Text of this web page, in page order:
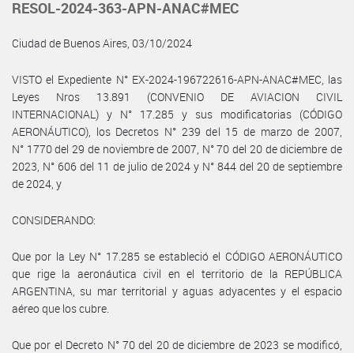
RESOL-2024-363-APN-ANAC#MEC
Ciudad de Buenos Aires, 03/10/2024
VISTO el Expediente N° EX-2024-196722616-APN-ANAC#MEC, las
Leyes Nros 13.891 (CONVENIO DE AVIACION CIVIL
INTERNACIONAL) y N° 17.285 y sus modificatorias (CÓDIGO
AERONÁUTICO), los Decretos N° 239 del 15 de marzo de 2007,
N° 1770 del 29 de noviembre de 2007, N° 70 del 20 de diciembre de
2023, N° 606 del 11 de julio de 2024 y N° 844 del 20 de septiembre
de 2024, y
CONSIDERANDO:
Que por la Ley N° 17.285 se estableció el CÓDIGO AERONÁUTICO
que rige la aeronáutica civil en el territorio de la REPÚBLICA
ARGENTINA, su mar territorial y aguas adyacentes y el espacio
aéreo que los cubre.
Que por el Decreto N° 70 del 20 de diciembre de 2023 se modificó,